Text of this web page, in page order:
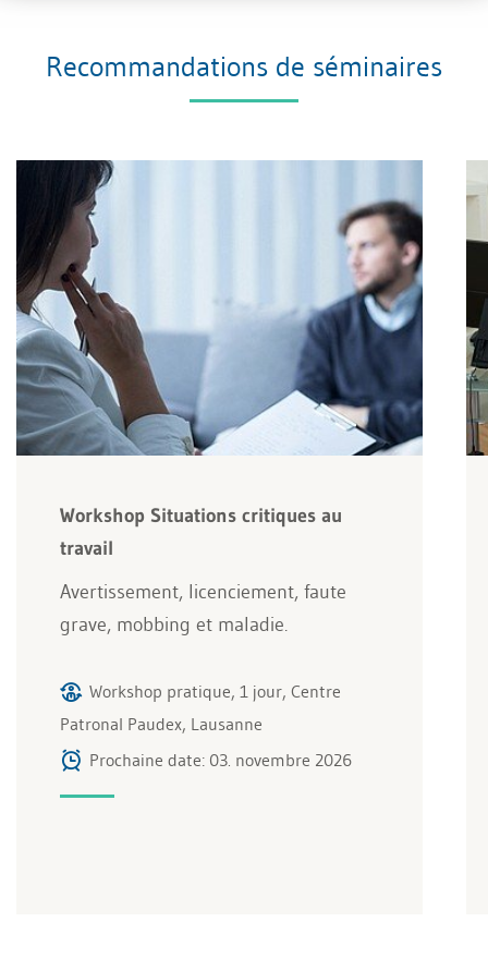
Recommandations de séminaires
Workshop Situations critiques au
travail
Avertissement, licenciement, faute
grave, mobbing et maladie.
Workshop pratique, 1 jour, Centre
Patronal Paudex, Lausanne
Prochaine date: 03. novembre 2026